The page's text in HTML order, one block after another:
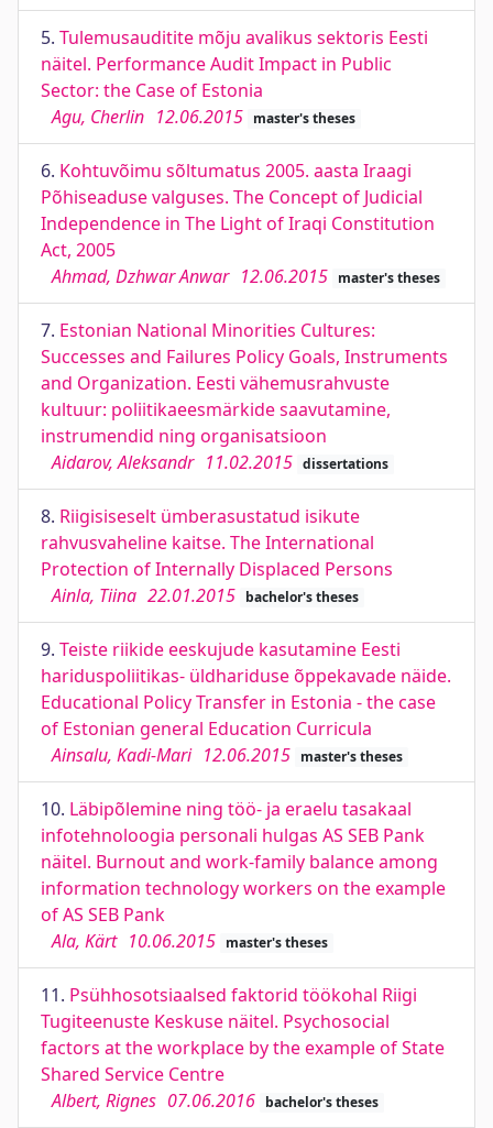
5. Tulemusauditite mõju avalikus sektoris Eesti
näitel. Performance Audit Impact in Public
Sector: the Case of Estonia
Agu, Cherlin 12.06.2015 master's theses
6. Kohtuvõimu sõltumatus 2005. aasta Iraagi
Põhiseaduse valguses. The Concept of Judicial
Independence in The Light of Iraqi Constitution
Act, 2005
Ahmad, Dzhwar Anwar 12.06.2015 master's theses
7. Estonian National Minorities Cultures:
Successes and Failures Policy Goals, Instruments
and Organization. Eesti vähemusrahvuste
kultuur: poliitikaeesmärkide saavutamine,
instrumendid ning organisatsioon
Aidarov, Aleksandr 11.02.2015 dissertations
8. Riigisiseselt ümberasustatud isikute
rahvusvaheline kaitse. The International
Protection of Internally Displaced Persons
Ainla, Tiina 22.01.2015 bachelor's theses
9. Teiste riikide eeskujude kasutamine Eesti
hariduspoliitikas- üldhariduse õppekavade näide.
Educational Policy Transfer in Estonia - the case
of Estonian general Education Curricula
Ainsalu, Kadi-Mari 12.06.2015 master's theses
10. Läbipõlemine ning töö- ja eraelu tasakaal
infotehnoloogia personali hulgas AS SEB Pank
näitel. Burnout and work-family balance among
information technology workers on the example
of AS SEB Pank
Ala, Kärt 10.06.2015 master's theses
11. Psühhosotsiaalsed faktorid töökohal Riigi
Tugiteenuste Keskuse näitel. Psychosocial
factors at the workplace by the example of State
Shared Service Centre
Albert, Rignes 07.06.2016 bachelor's theses